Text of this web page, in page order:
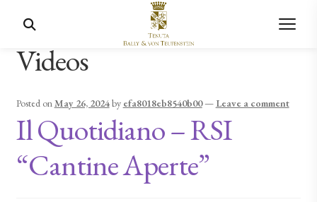
Videos
Posted onMay 26, 2024by efa8018eb8540b00— Leave a comment
Il Quotidiano – RSI
“Cantine Aperte”